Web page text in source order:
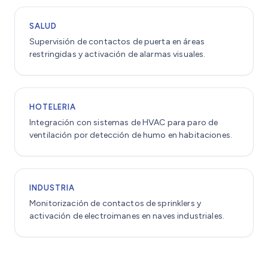
SALUD
Supervisión de contactos de puerta en áreas
restringidas y activación de alarmas visuales.
HOTELERIA
Integración con sistemas de HVAC para paro de
ventilación por detección de humo en habitaciones.
INDUSTRIA
Monitorización de contactos de sprinklers y
activación de electroimanes en naves industriales.